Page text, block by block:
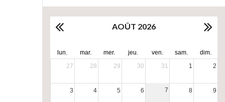
AOÛT 2026
lun. mar. mer. jeu. ven. sam.
dim.
27
28 29 30 31 1 2
3 4 5 6 7 8 9